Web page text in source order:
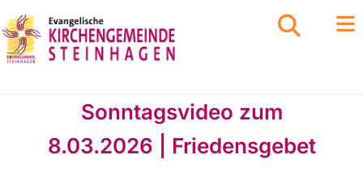
Sonntagsvideo zum
8.03.2026 | Friedensgebet